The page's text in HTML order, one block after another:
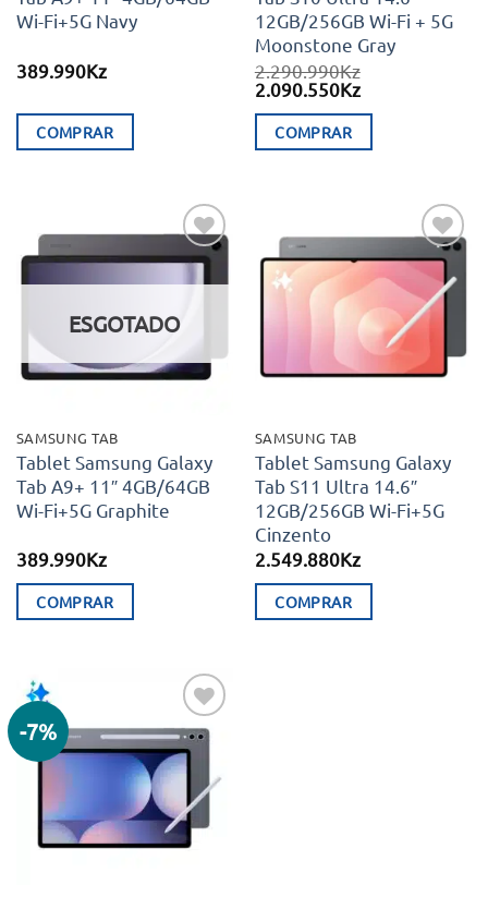
Wi-Fi+5G Navy
389.990Kz
COMPRAR
12GB/256GB Wi-Fi + 5G
Moonstone Gray
2.290.990Kz
O
original
era:
2.090.550KzO
é:
COMPRAR
Adicionar
aos meus
ESGOTADO
SAMSUNG TAB
Tablet Samsung Galaxy
Tab A9+ 11″ 4GB/64GB
Wi-Fi+5G Graphite
389.990Kz
COMPRAR
Adicionar
aos meus
desejos
SAMSUNG TAB
Tablet Samsung Galaxy
Tab S11 Ultra 14.6″
12GB/256GB Wi-Fi+5G
Cinzento
2.549.880Kz
COMPRAR
-7%
Adicionar
aos meus
desejos